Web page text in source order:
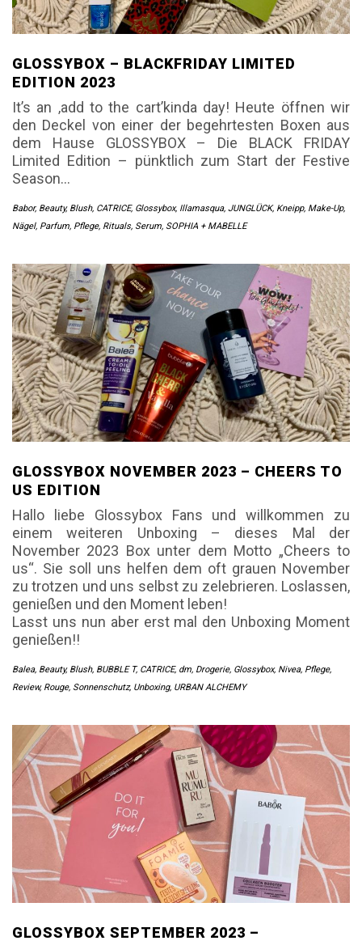
GLOSSYBOX – BLACKFRIDAY LIMITED
EDITION 2023
It’s an ‚add to the cart’kinda day! Heute öffnen wir
den Deckel von einer der begehrtesten Boxen aus
dem Hause GLOSSYBOX – Die BLACK FRIDAY
Limited Edition – pünktlich zum Start der Festive
Season…
Babor, Beauty, Blush, CATRICE, Glossybox, Illamasqua, JUNGLÜCK, Kneipp, Make-Up,
Nägel, Parfum, Pflege, Rituals, Serum, SOPHIA + MABELLE
GLOSSYBOX NOVEMBER 2023 – CHEERS TO
US EDITION
Hallo liebe Glossybox Fans und willkommen zu
einem weiteren Unboxing – dieses Mal der
November 2023 Box unter dem Motto „Cheers to
us“. Sie soll uns helfen dem oft grauen November
zu trotzen und uns selbst zu zelebrieren. Loslassen,
genießen und den Moment leben!
Lasst uns nun aber erst mal den Unboxing Moment
genießen!!
Balea, Beauty, Blush, BUBBLE T, CATRICE, dm, Drogerie, Glossybox, Nivea, Pflege,
Review, Rouge, Sonnenschutz, Unboxing, URBAN ALCHEMY
GLOSSYBOX SEPTEMBER 2023 –